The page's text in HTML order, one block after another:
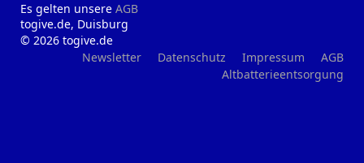
Es gelten unsere AGB
togive.de, Duisburg
© 2026 togive.de
Newsletter
Datenschutz Impressum
AGB
Altbatterieentsorgung